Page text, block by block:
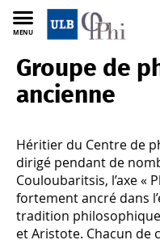
MENU
PHI FR Recherche
Groupes de recherche en
Groupe de
ancienne
Héritier du Centre de
dirigé pendant de
Couloubaritsis, l’axe «
fortement ancré dans
tradition
et Aristote. Chacun de